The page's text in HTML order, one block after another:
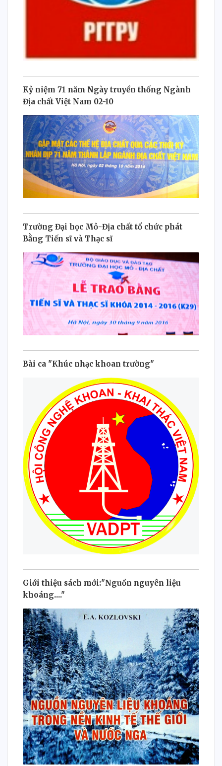
Kỷ niệm 71 năm Ngày truyền thống Ngành
Địa chất Việt Nam 02-10
Trường Đại học Mỏ-Địa chất tổ chức phát
Bằng Tiến sĩ và Thạc sĩ
Bài ca "Khúc nhạc khoan trường"
Giới thiệu sách mới:"Nguồn nguyên liệu
khoáng...."